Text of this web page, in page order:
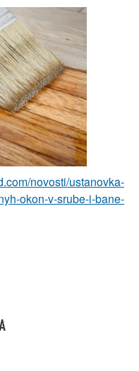
novosti/ustanovka-
okon-v-srube-i-bane-